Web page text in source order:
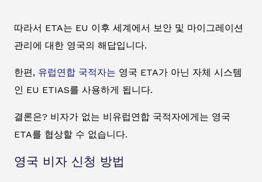
따라서 ETA는 EU 이후 세계에서 보안 및 마이그레이션
관리에 대한 영국의 해답입니다.
한편, 유럽연합 국적자는 영국 ETA가 아닌 자체 시스템
인 EU ETIAS를 사용하게 됩니다.
결론은? 비자가 없는 비유럽연합 국적자에게는 영국
ETA를 협상할 수 없습니다.
영국 비자 신청 방법